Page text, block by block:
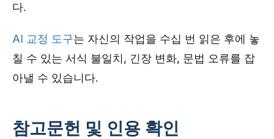
다.
AI 교정 도구는 자신의 작업을 수십 번 읽은 후에 놓
칠 수 있는 서식 불일치, 긴장 변화, 문법 오류를 잡
아낼 수 있습니다.
참고문헌 및 인용 확인